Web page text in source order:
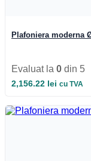
Plafoniera moderna
Evaluat la 0 din 5
2,156.22 lei cu TVA